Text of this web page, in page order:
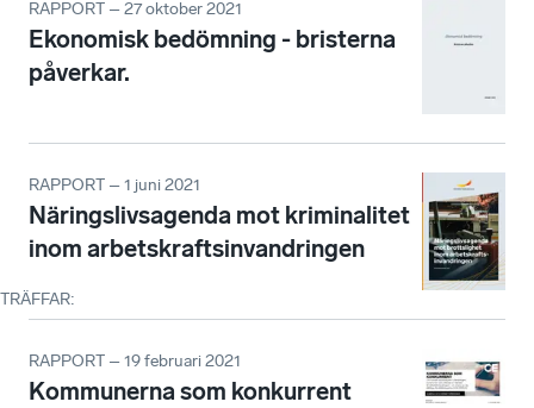
TRÄFFAR:
RAPPORT – 27 oktober 2021
Ekonomisk bedömning - bristerna
påverkar.
RAPPORT – 1 juni 2021
Näringslivsagenda mot kriminalitet
inom arbetskraftsinvandringen
RAPPORT – 19 februari 2021
Kommunerna som konkurrent